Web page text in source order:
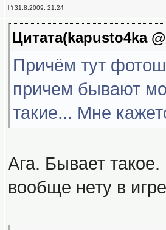
31.8.2009, 21:24
Цитата(kapusto4ka
Причём тут
причем бывают
такие... Мне
Ага. Бывает
вообще нету в